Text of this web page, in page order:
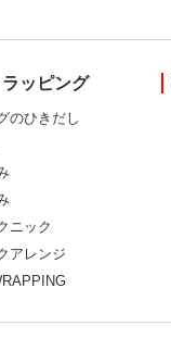
ッピング
のひきだし
ニック
アレンジ